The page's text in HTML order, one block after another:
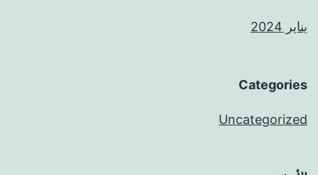
يناير 2024
Categories
Uncategorized